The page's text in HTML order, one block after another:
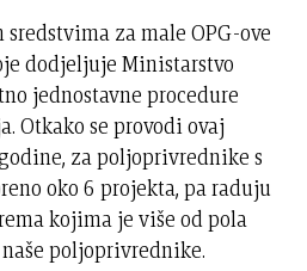
za male OPG-ove
dodjeljuje Ministarstvo
jednostavne procedure
Otkako se provodi ovaj
za poljoprivrednike s
oko 6 projekta, pa raduju
kojima je više od pola
poljoprivrednike.